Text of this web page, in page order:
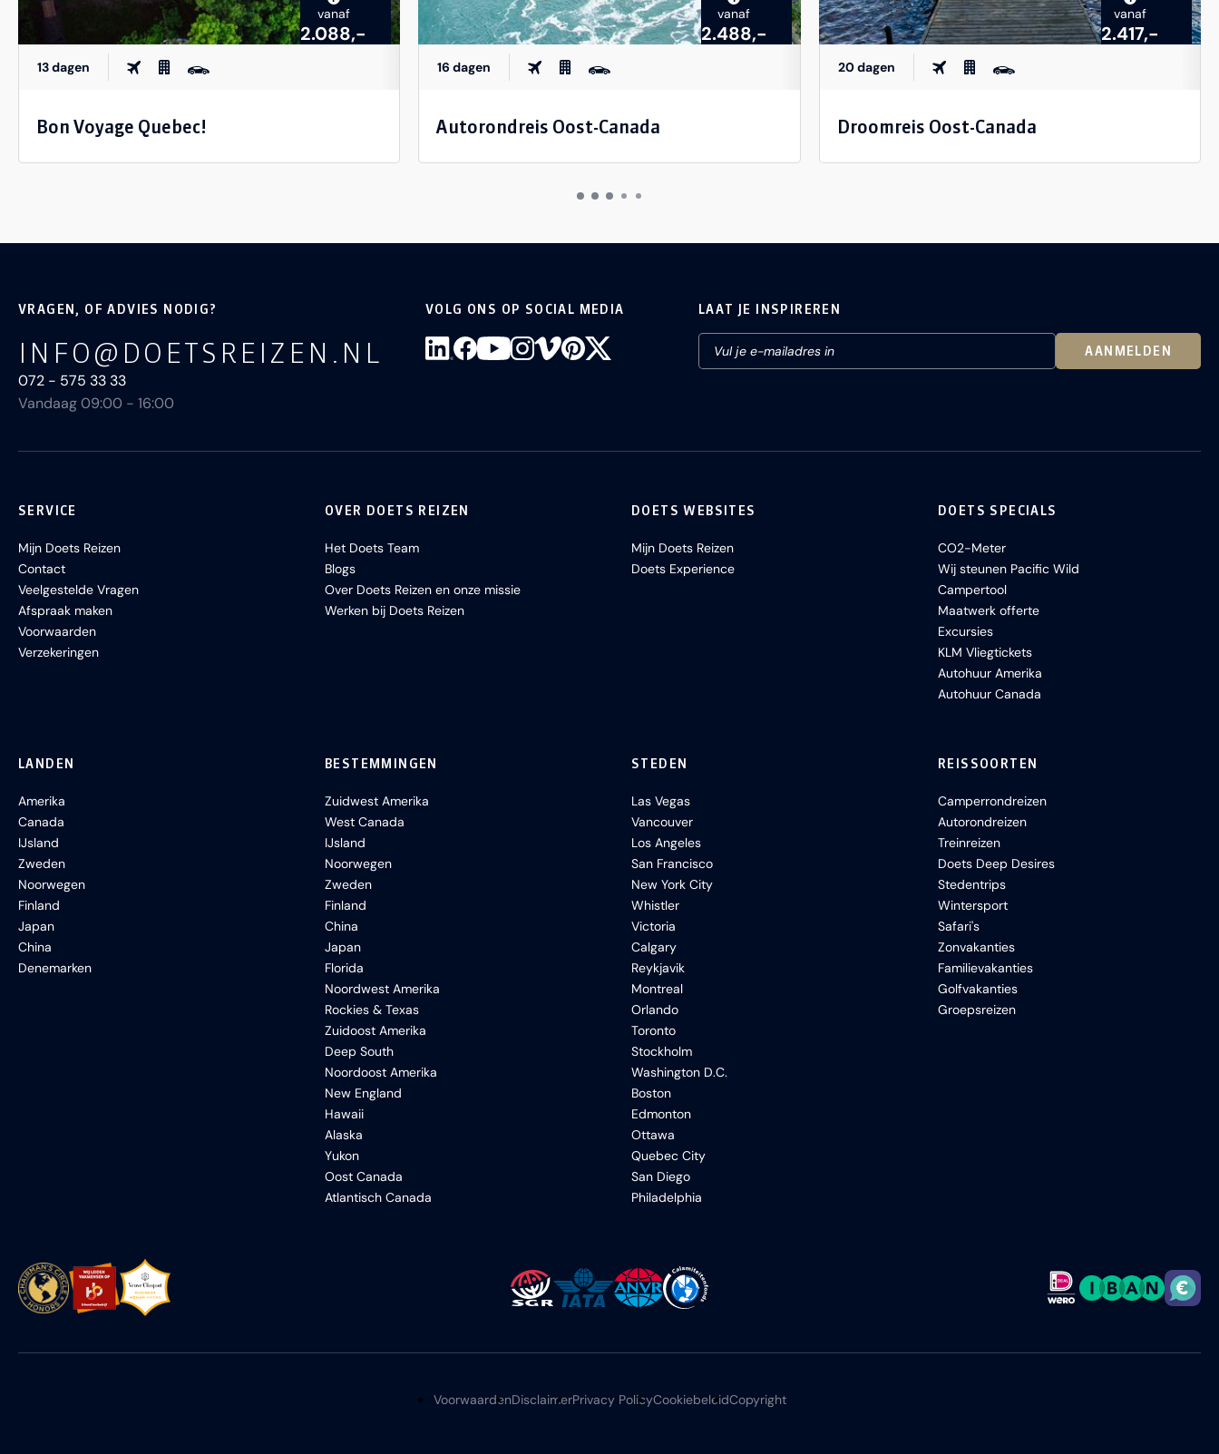
vanaf
2.088,-
13 dagen
Bon Voyage Quebec!
vanaf
2.488,-
16 dagen
Autorondreis Oost-Canada
vanaf
2.417,-
20 dagen
Droomreis Oost-Canada
VRAGEN, OF ADVIES NODIG?
INFO@DOETSREIZEN.NL
072 - 575 33 33
Vandaag 09:00 - 16:00
VOLG ONS OP SOCIAL MEDIA LAAT JE INSPIREREN
AANMELDEN
SERVICE
Mijn Doets Reizen
Contact
Veelgestelde Vragen
Afspraak maken
Voorwaarden
Verzekeringen
OVER DOETS REIZEN
Het Doets Team
Blogs
Over Doets Reizen en onze missie
Werken bij Doets Reizen
DOETS WEBSITES
Mijn Doets Reizen
Doets Experience
DOETS SPECIALS
CO2-Meter
Wij steunen Pacific Wild
Campertool
Maatwerk offerte
Excursies
KLM Vliegtickets
Autohuur Amerika
Autohuur Canada
LANDEN
Amerika
Canada
IJsland
Zweden
Noorwegen
Finland
Japan
China
Denemarken
BESTEMMINGEN
Zuidwest Amerika
West Canada
IJsland
Noorwegen
Zweden
Finland
China
Japan
Florida
Noordwest Amerika
Rockies & Texas
Zuidoost Amerika
Deep South
Noordoost Amerika
New England
Hawaii
Alaska
Yukon
Oost Canada
Atlantisch Canada
STEDEN
Las Vegas
Vancouver
Los Angeles
San Francisco
New York City
Whistler
Victoria
Calgary
Reykjavik
Montreal
Orlando
Toronto
Stockholm
Washington D.C.
Boston
Edmonton
Ottawa
Quebec City
San Diego
Philadelphia
REISSOORTEN
Camperrondreizen
Autorondreizen
Treinreizen
Doets Deep Desires
Stedentrips
Wintersport
Safari's
Zonvakanties
Familievakanties
Golfvakanties
Groepsreizen
VoorwaardenDisclaimerPrivacy PolicyCookiebeleidCopyright